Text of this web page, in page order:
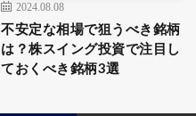
2024.08.08
不安定な相場で狙うべき銘柄
は？株スイング投資で注目し
ておくべき銘柄3選